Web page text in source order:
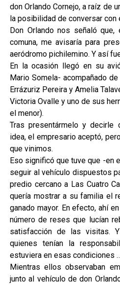
don Orlando Cornejo, a raíz de
la posibilidad de conversar con
Don Orlando nos señaló
comuna, me avisaría para
aeródromo pichilemino. Y así
En la ocasión llegó en su
Mario Somela- acompañado
Errázuriz Pereira y Amelia
Victoria Ovalle y uno de sus
el menor).
Tras presentármelo y decirle
idea, el empresario aceptó,
que vinimos.
Eso significó que tuve que -en
seguir al vehículo dispuestos
predio cercano a Las Cuatro
quería mostrar a su familia el
ganado mayor. En efecto, ahí
número de reses que lucían
satisfacción de las visitas.
quienes tenían la
estuviera en esas condiciones
Mientras ellos observaban
junto al vehículo de don